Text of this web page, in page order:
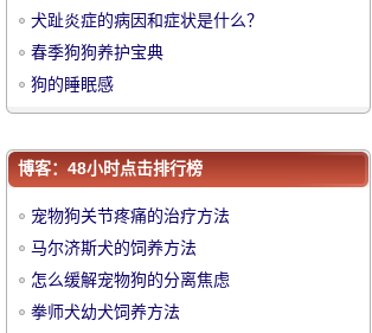
华
犬趾炎症的病因和症状是什么？
春季狗狗养护宝典
狗的睡眠感
犬趾炎症的病因和症状是什么？
春季狗狗养护宝典
狗的睡眠感
博客：48小时点击排行榜
宠物狗关节疼痛的治疗方法
马尔济斯犬的饲养方法
怎么缓解宠物狗的分离焦虑
拳师犬幼犬饲养方法